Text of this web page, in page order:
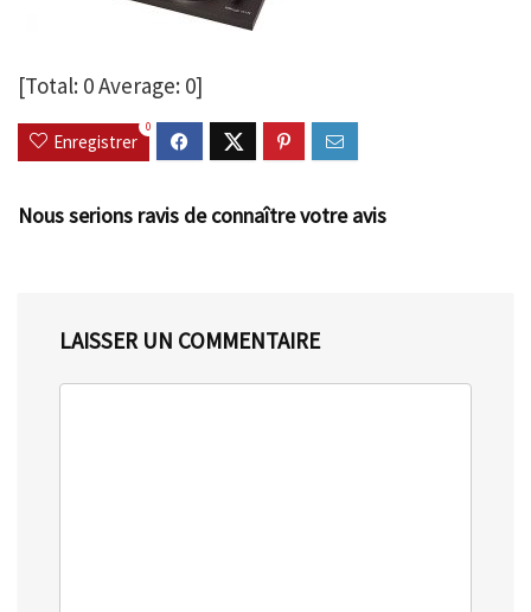
[Total: 0Average: 0]
Enregistrer
0
Nous serions ravis de connaître votre avis
LAISSER UN COMMENTAIRE